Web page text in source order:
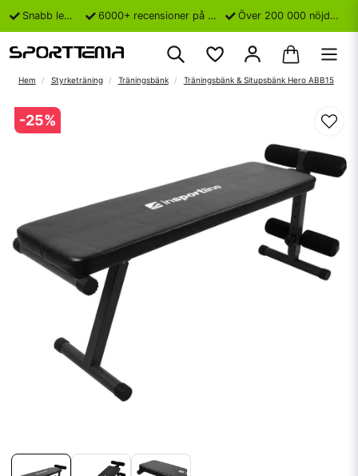
Snabb leverans 6000+ recensioner på Trustpilot Över 200 000 nöjda kunder
Hem Styrketräning Träningsbänk Träningsbänk & Situpsbänk Hero ABB15
-25%